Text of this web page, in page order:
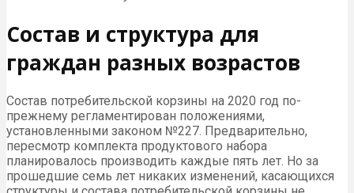
Состав и структура для
граждан разных возрастов
Состав потребительской корзины на 2020 год по-
прежнему регламентирован положениями,
установленными законом №227. Предварительно,
пересмотр комплекта продуктового набора
планировалось производить каждые пять лет. Но за
прошедшие семь лет никаких изменений, касающихся